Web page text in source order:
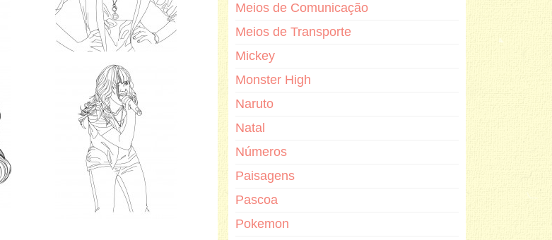
Meios de Comunicação
Meios de Transporte
Mickey
Monster High
Naruto
Natal
Números
Paisagens
Pascoa
Pokemon